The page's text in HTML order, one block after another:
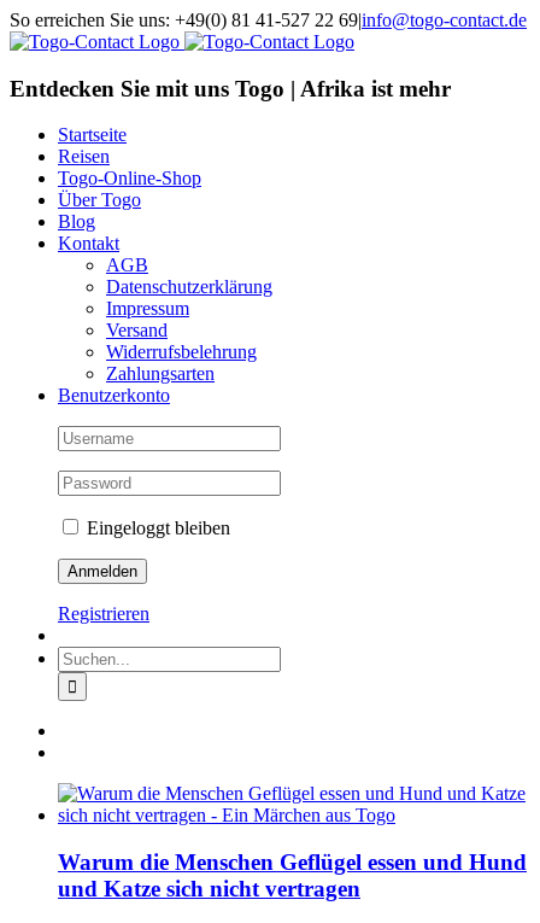
Skip
to
So erreichen Sie uns: +49(0) 81 41-527 22 69|info@togo-contact.de
Facebook
Instagram
Pinterest
X
Rss
E-
Entdecken Sie mit uns Togo | Afrika ist mehr
Startseite
Reisen
Togo-Online-Shop
Über Togo
Blog
Kontakt
AGB
Datenschutzerklärung
Impressum
Versand
Widerrufsbelehrung
Zahlungsarten
Benutzerkonto
Eingeloggt bleiben
Registrieren
Suche
nach:
Warum die Menschen Geflügel essen und Hund
und Katze sich nicht vertragen